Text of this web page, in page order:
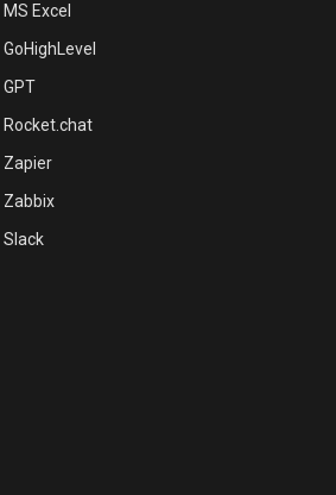
MS Excel
GoHighLevel
GPT
Rocket.chat
Zapier
Zabbix
Slack